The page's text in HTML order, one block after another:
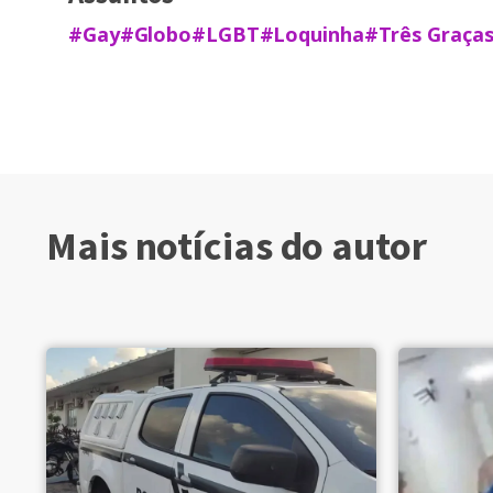
#Gay#Globo#LGBT#Loquinha#Três Graças
Mais notícias do autor